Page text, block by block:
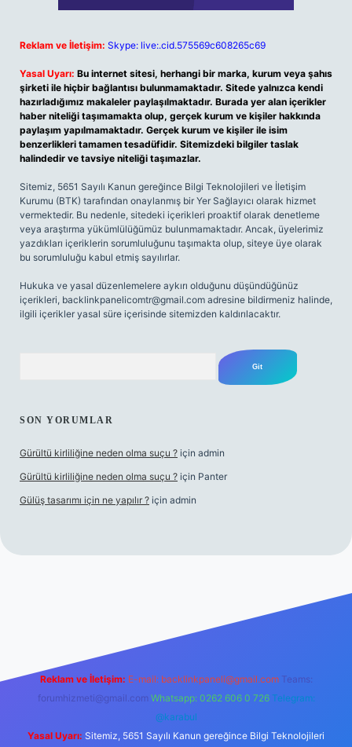
Reklam ve İletişim: Skype: live:.cid.575569c608265c69
Yasal Uyarı: Bu internet sitesi, herhangi bir marka, kurum veya şahıs
şirketi ile hiçbir bağlantısı bulunmamaktadır. Sitede yalnızca kendi
hazırladığımız makaleler paylaşılmaktadır. Burada yer alan içerikler
haber niteliği taşımamakta olup, gerçek kurum ve kişiler hakkında
paylaşım yapılmamaktadır. Gerçek kurum ve kişiler ile isim
benzerlikleri tamamen tesadüfidir. Sitemizdeki bilgiler taslak
halindedir ve tavsiye niteliği taşımazlar.
Sitemiz, 5651 Sayılı Kanun gereğince Bilgi Teknolojileri ve İletişim
Kurumu (BTK) tarafından onaylanmış bir Yer Sağlayıcı olarak hizmet
vermektedir. Bu nedenle, sitedeki içerikleri proaktif olarak denetleme
veya araştırma yükümlülüğümüz bulunmamaktadır. Ancak, üyelerimiz
yazdıkları içeriklerin sorumluluğunu taşımakta olup, siteye üye olarak
bu sorumluluğu kabul etmiş sayılırlar.
Hukuka ve yasal düzenlemelere aykırı olduğunu düşündüğünüz
içerikleri, backlinkpanelicomtr@gmail.com adresine bildirmeniz halinde,
ilgili içerikler yasal süre içerisinde sitemizden kaldırılacaktır.
SON YORUMLAR
Gürültü kirliliğine neden olma suçu ? için admin
Gürültü kirliliğine neden olma suçu ? için Panter
Gülüş tasarımı için ne yapılır ? için admin
Reklam ve İletişim: E-mail: backlinkpaneli@gmail.com Teams:
forumhizmeti@gmail.com Whatsapp: 0262 606 0 726 Telegram:
@karabul
Yasal Uyarı: Sitemiz, 5651 Sayılı Kanun gereğince Bilgi Teknolojileri